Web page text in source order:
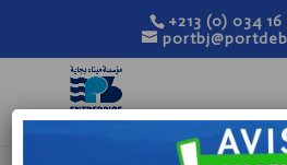
+213 (0) 034 16